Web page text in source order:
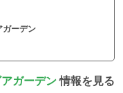
ガーデン
アガーデン情報を見る